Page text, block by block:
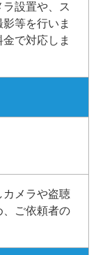
設置や、ス
等を行いま
で対応しま
メラや盗聴
、ご依頼者の